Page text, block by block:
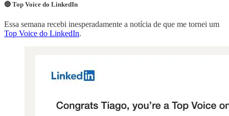
🔵 Top Voice do LinkedIn
Essa semana recebi inesperadamente a notícia de que me tornei um
Top Voice do LinkedIn.